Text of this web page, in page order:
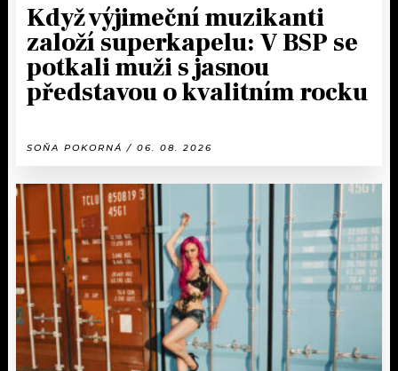
Když výjimeční muzikanti
založí superkapelu: V BSP se
potkali muži s jasnou
představou o kvalitním rocku
SOŇA POKORNÁ / 06. 08. 2026